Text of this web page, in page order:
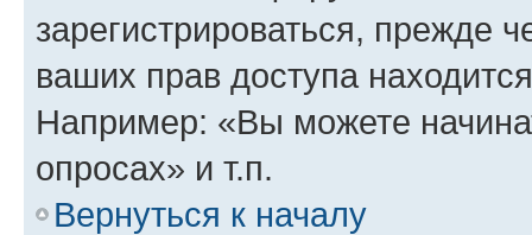
зарегистрироваться, прежде
ваших прав доступа
Например: «Вы можете
опросах» и т.п.
Вернуться к началу